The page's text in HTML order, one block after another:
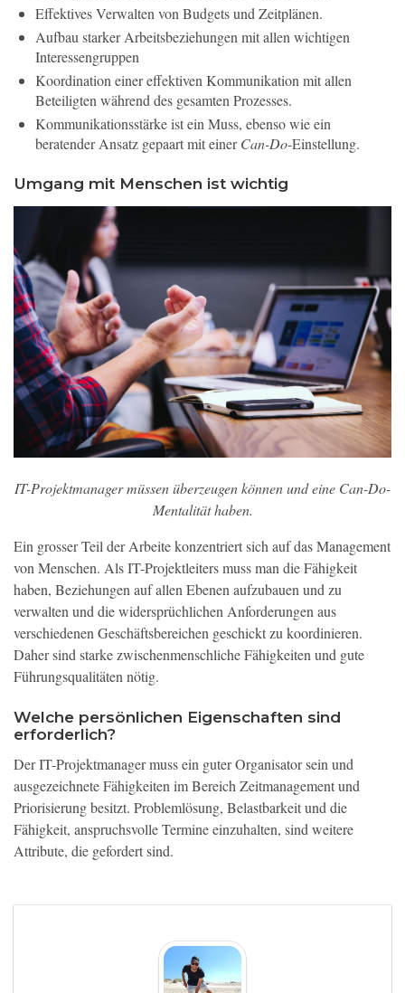
Effektives Verwalten von Budgets und Zeitplänen.
Aufbau starker Arbeitsbeziehungen mit allen wichtigen
Interessengruppen
Koordination einer effektiven Kommunikation mit allen
Beteiligten während des gesamten Prozesses.
Kommunikationsstärke ist ein Muss, ebenso wie ein
beratender Ansatz gepaart mit einerCan-Do-Einstellung.
Umgang mit Menschen ist wichtig
IT-Projektmanager müssen überzeugen können und eine Can-Do-
Mentalität haben.
Ein grosser Teil der Arbeite konzentriert sich auf das Management
von Menschen. Als IT-Projektleiters muss man die Fähigkeit
haben, Beziehungen auf allen Ebenen aufzubauen und zu
verwalten und die widersprüchlichen Anforderungen aus
verschiedenen Geschäftsbereichen geschickt zu koordinieren.
Daher sind starke zwischenmenschliche Fähigkeiten und gute
Führungsqualitäten nötig.
Welche persönlichen Eigenschaften sind
erforderlich?
Der IT-Projektmanager muss ein guter Organisator sein und
ausgezeichnete Fähigkeiten im Bereich Zeitmanagement und
Priorisierung besitzt. Problemlösung, Belastbarkeit und die
Fähigkeit, anspruchsvolle Termine einzuhalten, sind weitere
Attribute, die gefordert sind.